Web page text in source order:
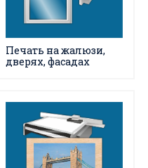
Печать на жалюзи,
дверях, фасадах